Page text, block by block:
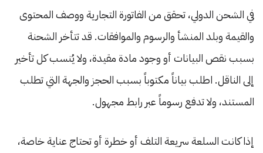
في الشحن الدولي، تحقق من الفاتورة التجارية ووصف المحتوى
والقيمة وبلد المنشأ والرسوم والموافقات. قد تتأخر الشحنة
بسبب نقص البيانات أو وجود مادة مقيدة، ولا يُنسب كل تأخير
إلى الناقل. اطلب بياناً مكتوباً بسبب الحجز والجهة التي تطلب
المستند، ولا تدفع رسوماً عبر رابط مجهول.
إذا كانت السلعة سريعة التلف أو خطرة أو تحتاج عناية خاصة،